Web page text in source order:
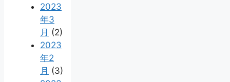
2023
年3
月 (2)
2023
年2
月 (3)